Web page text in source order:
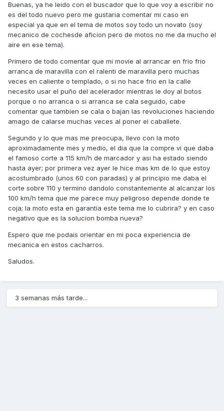
Buenas, ya he leido con el buscador que lo que voy a escribir no
es del todo nuevo pero me gustaria comentar mi caso en
especial ya que en el tema de motos soy todo un novato (soy
mecanico de cochesde aficion pero de motos no me da mucho el
aire en ese tema).
Primero de todo comentar que mi movie al arrancar en frio frio
arranca de maravilla con el ralenti de maravilla pero muchas
veces en caliente o templado, o si no hace frio en la calle
necesito usar el puño del acelerador mientras le doy al botos
porque o no arranca o si arranca se cala seguido, cabe
comentar que tambien se cala o bajan las revoluciones haciendo
amago de calarse muchas veces al poner el caballete.
Segundo y lo que mas me preocupa, llevo con la moto
aproximadamente mes y medio, el dia que la compre vi que daba
el famoso corte a 115 km/h de marcador y asi ha estado siendo
hasta ayer; por primera vez ayer le hice mas km de lo que estoy
acostumbrado (unos 60 con paradas) y al principio me daba el
corte sobre 110 y termino dandolo constantemente al alcanzar los
100 km/h tema que me parece muy peligroso depende donde te
coja; la moto esta en garantia este tema me lo cubrira? y en caso
negativo que es la solucion bomba nueva?
Espero que me podais orientar en mi poca experiencia de
mecanica en estos cacharros.
Saludos.
3 semanas más tarde...